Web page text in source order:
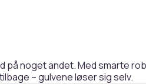
på noget andet. Med
– gulvene løser sig selv.